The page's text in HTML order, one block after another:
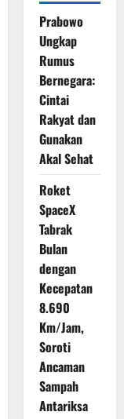
Prabowo
Ungkap
Rumus
Bernegara:
Cintai
Rakyat dan
Gunakan
Akal Sehat
Roket
SpaceX
Tabrak
Bulan
dengan
Kecepatan
8.690
Km/Jam,
Soroti
Ancaman
Sampah
Antariksa